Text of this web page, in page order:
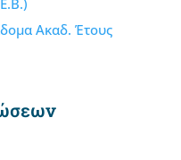
Ακαδ. Έτους